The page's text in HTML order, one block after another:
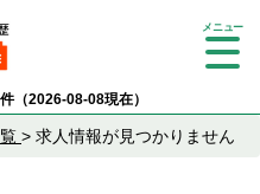
件（2026-08-08現在）
Tog
ion
> 求人情報が見つかりません